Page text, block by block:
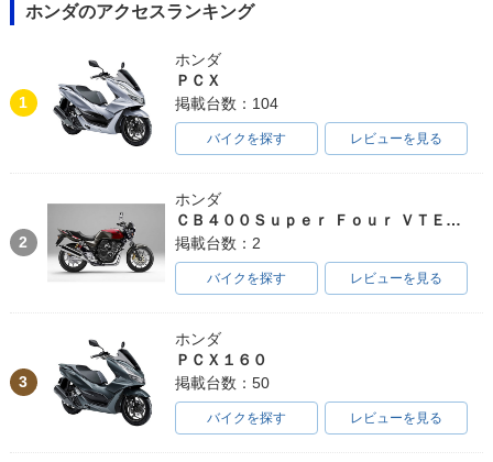
ホンダのアクセスランキング
1
ホンダ
ＰＣＸ
掲載台数：104
バイクを探す レビューを見る
2
ホンダ
ＣＢ４００Ｓｕｐｅｒ Ｆｏｕｒ ＶＴＥＣ ＳＰＥＣ３
掲載台数：2
バイクを探す レビューを見る
3
ホンダ
ＰＣＸ１６０
掲載台数：50
バイクを探す レビューを見る